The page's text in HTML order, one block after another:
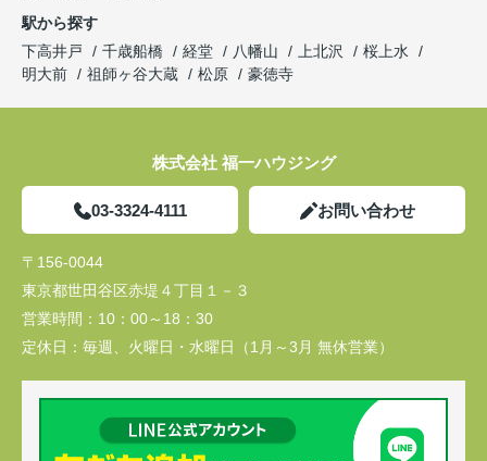
駅から探す
下高井戸
千歳船橋 経堂 八幡山 上北沢
桜上水
明大前
祖師ヶ谷大蔵 松原 豪徳寺
株式会社 福一ハウジング
03-3324-4111 お問い合わせ
〒156-0044
東京都世田谷区赤堤４丁目１－３
営業時間： 10：00～18：30
定休日： 毎週、火曜日・水曜日（1月～3月 無休営業）